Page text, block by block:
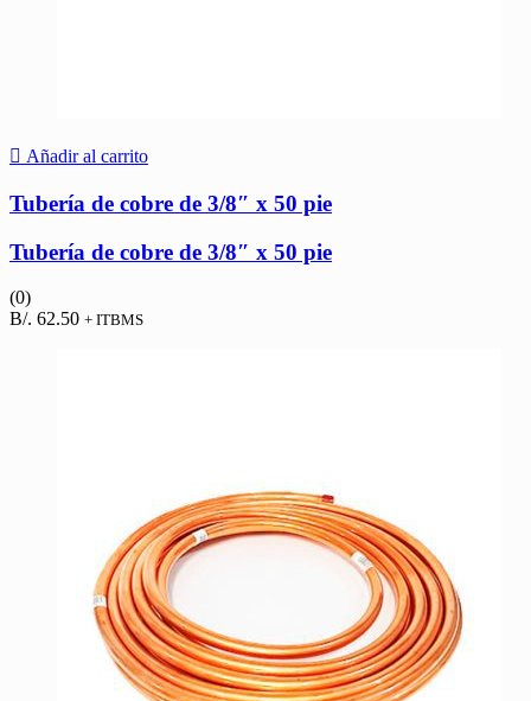
Añadir al carrito
Tubería de cobre de 3/8″ x 50 pie
Tubería de cobre de 3/8″ x 50 pie
(0)
B/. 62.50 + ITBMS